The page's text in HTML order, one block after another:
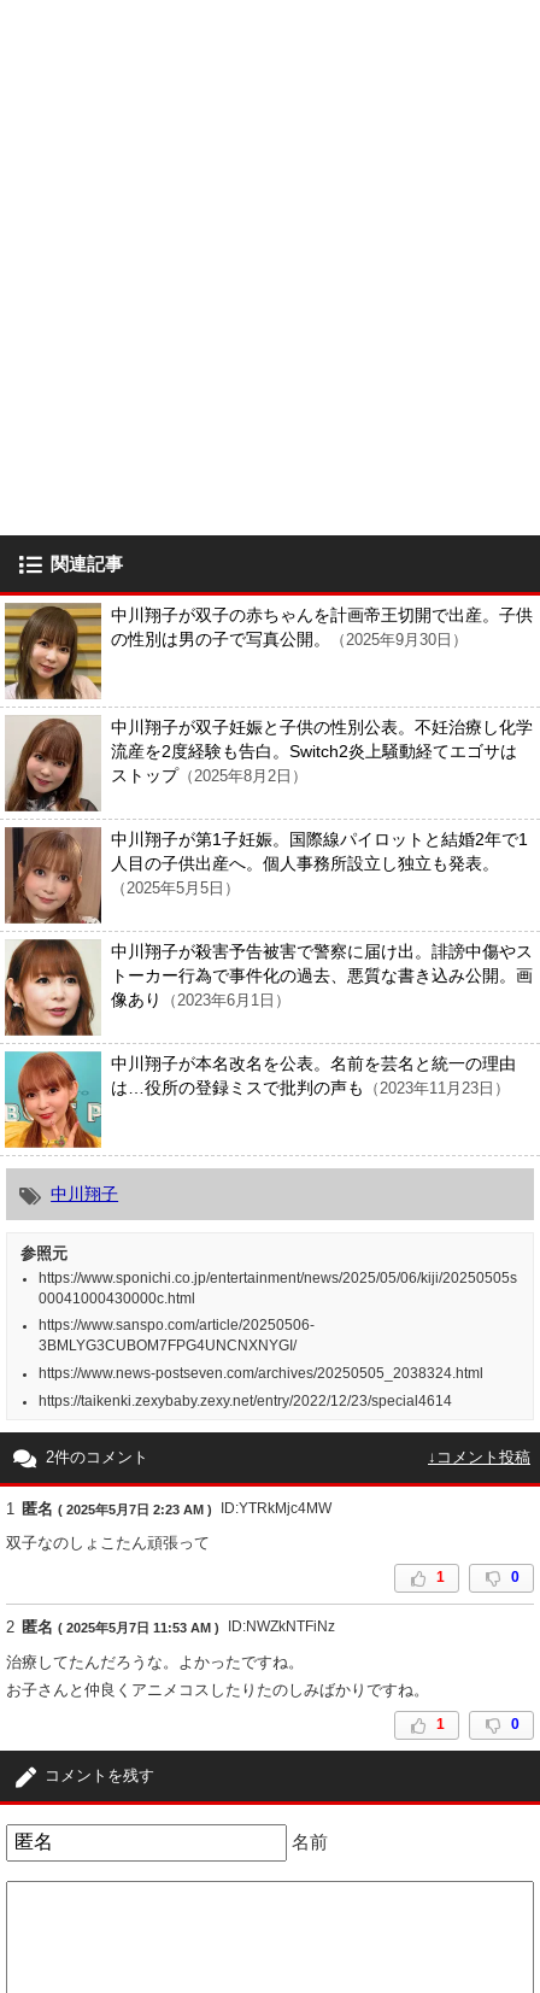
関連記事
中川翔子が双子の赤ちゃんを計画帝王切開で出産。子供
の性別は男の子で写真公開。
（2025年9月30日）
中川翔子が双子妊娠と子供の性別公表。不妊治療し化学
流産を2度経験も告白。Switch2炎上騒動経てエゴサは
ストップ（2025年8月2日）
中川翔子が第1子妊娠。国際線パイロットと結婚2年で1
人目の子供出産へ。個人事務所設立し独立も発表。
（2025年5月5日）
中川翔子が殺害予告被害で警察に届け出。誹謗中傷やス
トーカー行為で事件化の過去、悪質な書き込み公開。画
像あり
（2023年6月1日）
中川翔子が本名改名を公表。名前を芸名と統一の理由
は…役所の登録ミスで批判の声も
（2023年11月23日）
中川翔子
参照元
https://www.sponichi.co.jp/entertainment/news/2025/05/06/kiji/20250505s
00041000430000c.html
https://www.sanspo.com/article/20250506-
3BMLYG3CUBOM7FPG4UNCNXNYGI/
https://www.news-postseven.com/archives/20250505_2038324.html
https://taikenki.zexybaby.zexy.net/entry/2022/12/23/special4614
2件のコメント ↓コメント投稿
1 匿名 ( 2025年5月7日 2:23 AM ) ID:YTRkMjc4MW
双子なのしょこたん頑張って
1 0
2 匿名 ( 2025年5月7日 11:53 AM ) ID:NWZkNTFiNz
治療してたんだろうな。よかったですね。
お子さんと仲良くアニメコスしたりたのしみばかりですね。
1 0
コメントを残す
名前